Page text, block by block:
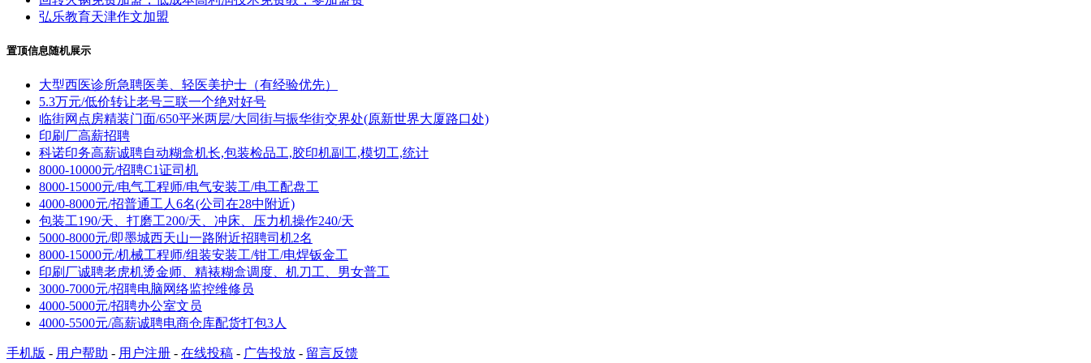
弘乐教育天津作文加盟
置顶信息随机展示
大型西医诊所急聘医美、轻医美护士（有经验优先）
5.3万元/低价转让老号三联一个绝对好号
临街网点房精装门面/650平米两层/大同街与振华街交界处(原新世界大厦路口处)
印刷厂高薪招聘
科诺印务高薪诚聘自动糊盒机长,包装检品工,胶印机副工,模切工,统计
8000-10000元/招聘C1证司机
8000-15000元/电气工程师/电气安装工/电工配盘工
4000-8000元/招普通工人6名(公司在28中附近)
包装工190/天、打磨工200/天、冲床、压力机操作240/天
5000-8000元/即墨城西天山一路附近招聘司机2名
8000-15000元/机械工程师/组装安装工/钳工/电焊钣金工
印刷厂诚聘老虎机烫金师、精裱糊盒调度、机刀工、男女普工
3000-7000元/招聘电脑网络监控维修员
4000-5000元/招聘办公室文员
4000-5500元/高薪诚聘电商仓库配货打包3人
手机版 - 用户帮助 - 用户注册 - 在线投稿 - 广告投放 - 留言反馈